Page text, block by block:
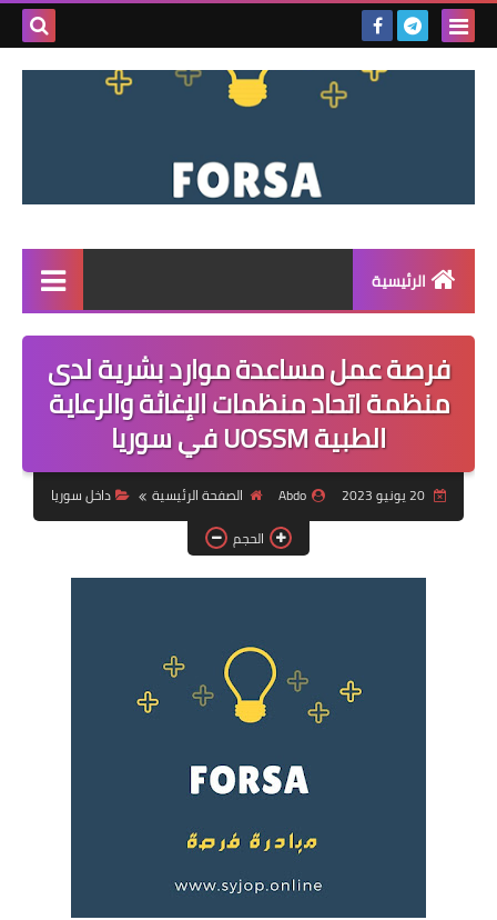
بحث
الرئيسية
القائمة
مناقصات
فرص عمل داخل سوريا
فرص عمل في تركيا
فرص عمل في العراق
دورات تدريبية
فرصة عمل مساعدة موارد بشرية لدى
منظمة اتحاد منظمات الإغاثة والرعاية
الطبية UOSSM في سوريا
20 يونيو 2023 Abdo الصفحة الرئيسية
داخل سوريا
الحجم